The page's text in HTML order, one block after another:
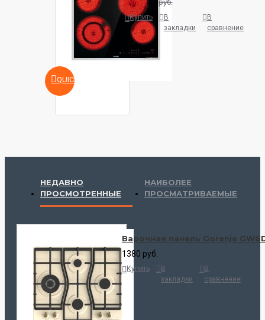
QUICKVIEW
руб. руб.
Купить
В
закладки
В
сравнение
НЕДАВНО
ПРОСМОТРЕННЫЕ
НАИБОЛЕЕ
ПРОСМАТРИВАЕМЫЕ
Варочная панель Gorenje
1380 руб.
Купить
В
закладки
В
сравнение